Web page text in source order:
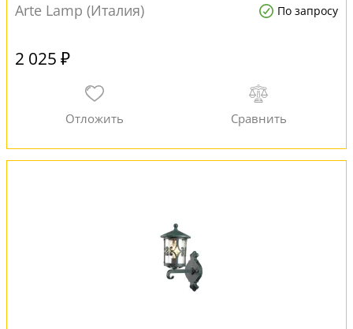
Arte Lamp (Италия)
По запросу
2 025 ₽